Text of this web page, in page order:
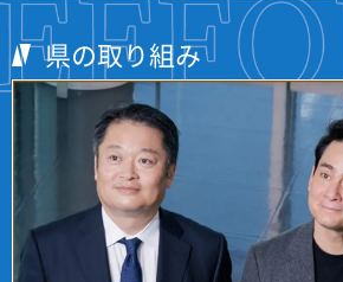
県の取り組み